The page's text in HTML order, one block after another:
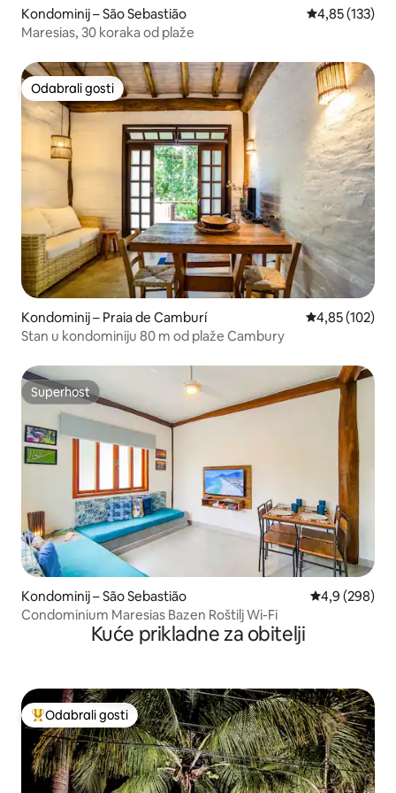
Kondominij – São Sebastião Prosječna
4,85 (133)
Maresias, 30 koraka od plaže
Odabrali gosti
Odabrali gosti
Kondominij – Praia de Camburí Prosječna
4,85 (102)
Stan u kondominiju 80 m od plaže Cambury
Superhost
Superhost
Kondominij – São Sebastião Prosječna
4,9 (298)
Condominium Maresias Bazen Roštilj Wi-Fi
Kuće prikladne za obitelji
Među najviše rangiranima s oznakom „Odabrali gosti”
Odabrali gosti